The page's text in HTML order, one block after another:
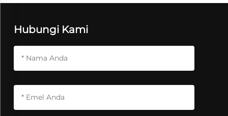
Hubungi Kami